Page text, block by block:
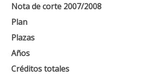
Nota de corte 2007/2008
Plan
Plazas
Años
Créditos totales